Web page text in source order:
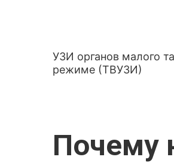
УЗИ органов малого
режиме (ТВУЗИ)
Почему